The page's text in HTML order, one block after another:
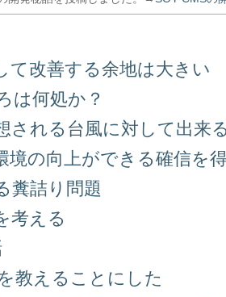
て改善する余地は大きい
は何処か？
される台風に対して出来
境の向上ができる確信を
糞詰り問題
考える
教えることにした